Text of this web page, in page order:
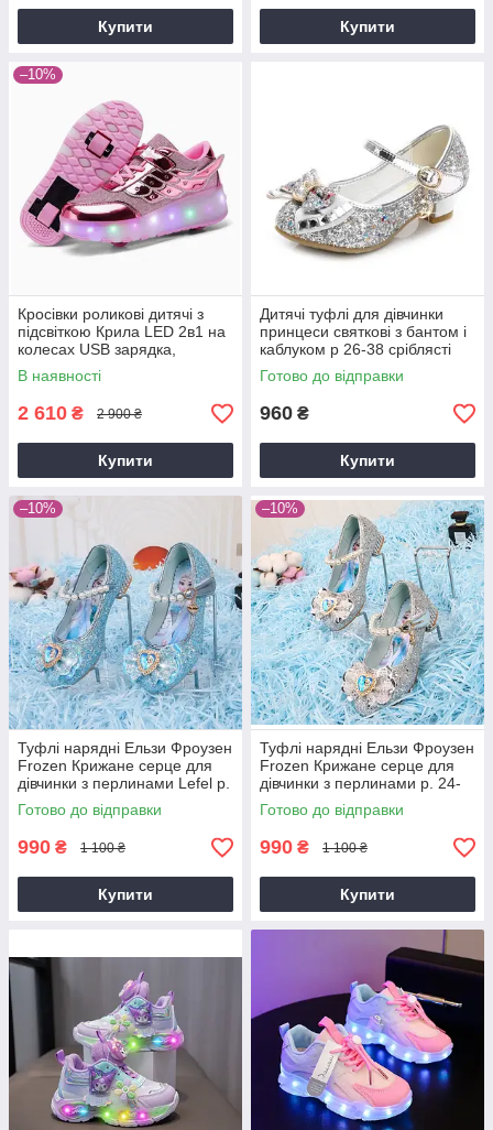
Купити Купити
–10%
Кросівки роликові дитячі з
підсвіткою Крила LED 2в1 на
колесах USB зарядка,
знімний ролик, 3 режими
світла, розміри 28-33
В наявності
2 610 ₴ 2 900 ₴
Купити
Дитячі туфлі для дівчинки
принцеси святкові з бантом і
каблуком р 26-38 сріблясті
блискучі
Готово до відправки
960 ₴
Купити
–10%
Туфлі нарядні Ельзи Фроузен
Frozen Крижане серце для
дівчинки з перлинами Lefel р.
26-32, 34-36 блакитні
Готово до відправки
990 ₴ 1 100 ₴
Купити
–10%
Туфлі нарядні Ельзи Фроузен
Frozen Крижане серце для
дівчинки з перлинами р. 24-
36 сріблясті
Готово до відправки
990 ₴ 1 100 ₴
Купити